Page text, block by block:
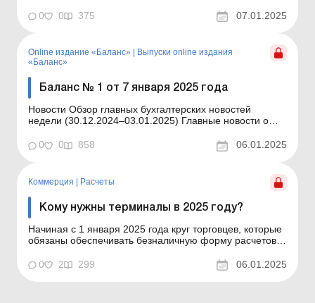
это значит? Недавно некоторые налогоплательщики –
как юрлица, так и предприниматели – получили от
0 0 375 07.01.2025
Online издание «Баланс»
Выпуски online издания
«Баланс»
Баланс № 1 от 7 января 2025 года
Новости Обзор главных бухгалтерских новостей
недели (30.12.2024–03.01.2025) Главные новости о
обновляется ежедневно Содержание номера
0 0 858 06.01.2025
Коммерция | Расчеты
Кому нужны терминалы в 2025 году?
Начиная с 1 января 2025 года круг торговцев, которые
обязаны обеспечивать безналичную форму расчетов,
устанавливать платежный терминал, имеются ли
альтернативы и кто еще может работать без
0 2 299 06.01.2025